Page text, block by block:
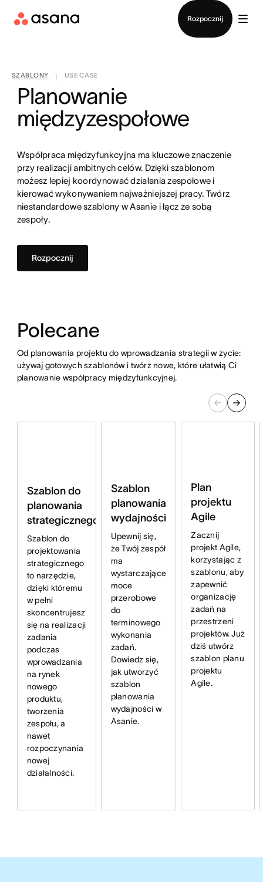
Rozpocznij
SZABLONY USE CASE
Planowanie
międzyzespołowe
Współpraca międzyfunkcyjna ma kluczowe znaczenie
przy realizacji ambitnych celów. Dzięki szablonom
możesz lepiej koordynować działania zespołowe i
kierować wykonywaniem najważniejszej pracy. Twórz
niestandardowe szablony w Asanie i łącz ze sobą
zespoły.
Rozpocznij
Polecane
Od planowania projektu do wprowadzania strategii w życie:
używaj gotowych szablonów i twórz nowe, które ułatwią Ci
planowanie współpracy międzyfunkcyjnej.
Szablon do
planowania
strategicznego
Szablon do
projektowania
strategicznego
to narzędzie,
dzięki któremu
w pełni
skoncentrujesz
się na realizacji
zadania
podczas
wprowadzania
na rynek
nowego
produktu,
tworzenia
zespołu, a
nawet
rozpoczynania
nowej
działalności.
Szablon
planowania
wydajności
Upewnij się,
że Twój zespół
ma
wystarczające
moce
przerobowe
do
terminowego
wykonania
zadań.
Dowiedz się,
jak utworzyć
szablon
planowania
wydajności w
Asanie.
Plan
projektu
Agile
Zacznij
projekt Agile,
korzystając z
szablonu, aby
zapewnić
organizację
zadań na
przestrzeni
projektów. Już
dziś utwórz
szablon planu
projektu
Agile.